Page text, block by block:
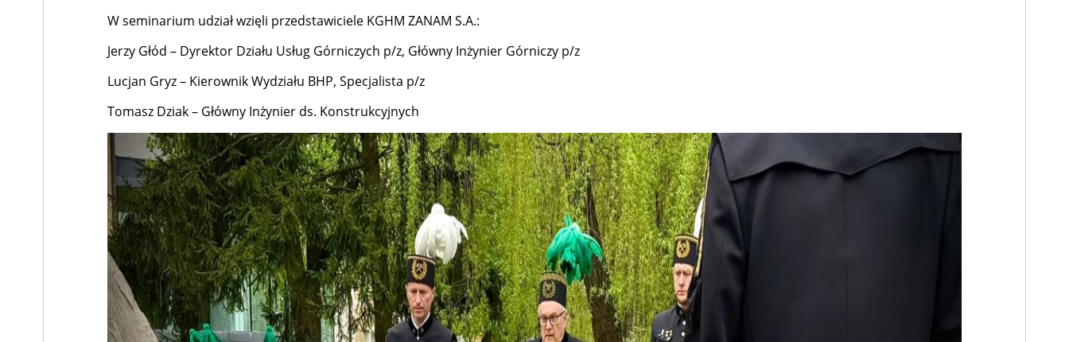
W seminarium udział wzięli przedstawiciele KGHM ZANAM S.A.:
Jerzy Głód – Dyrektor Działu Usług Górniczych p/z, Główny Inżynier Górniczy p/z
Lucjan Gryz – Kierownik Wydziału BHP, Specjalista p/z
Tomasz Dziak – Główny Inżynier ds. Konstrukcyjnych